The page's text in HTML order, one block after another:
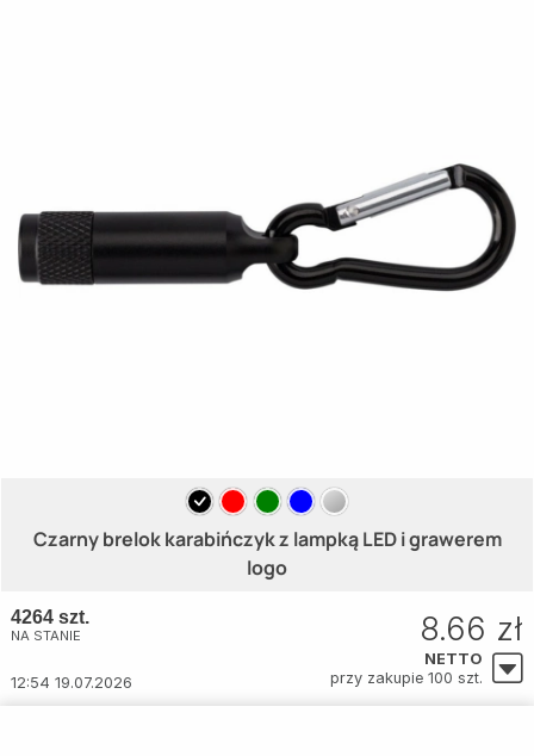
Czarny brelok karabińczyk z lampką LED i grawerem
logo
4264 szt.
NA STANIE
12:54 19.07.2026
8.66 zł
NETTO
przy zakupie 100 szt.